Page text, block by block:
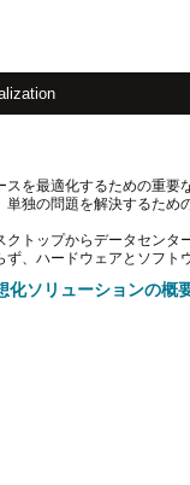
スを最適化するための重要
単独の問題を解決するため
クトップからデータセン
ず、ハードウェアとソフ
化ソリューションの概